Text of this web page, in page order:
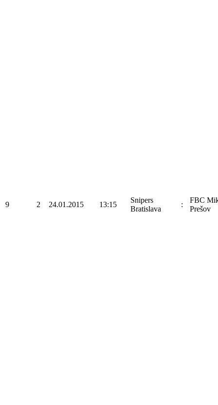
9 2 24.01.2015 13:15
Snipers
Bratislava
:
FBC
Prešov